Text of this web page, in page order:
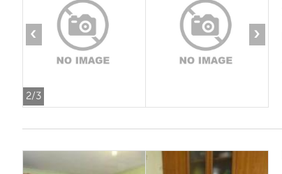
2/3
‹ ›